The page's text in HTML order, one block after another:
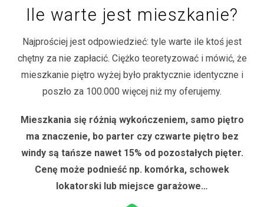
Ile warte jest mieszkanie?
Najprościej jest odpowiedzieć: tyle warte ile ktoś jest
chętny za nie zapłacić. Ciężko teoretyzować i mówić, że
mieszkanie piętro wyżej było praktycznie identyczne i
poszło za 100.000 więcej niż my oferujemy.
Mieszkania się różnią wykończeniem, samo piętro
ma znaczenie, bo parter czy czwarte piętro bez
windy są tańsze nawet 15% od pozostałych pięter.
Cenę może podnieść np. komórka, schowek
lokatorski lub miejsce garażowe…